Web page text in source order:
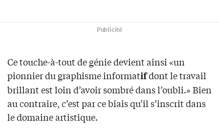
Publicité
Ce touche-à-tout de génie devient ainsi «un
pionnier du graphisme informatifdont le travail
brillant est loin d’avoir sombré dans l’oubli.» Bien
au contraire, c’est par ce biais qu’il s’inscrit dans
le domaine artistique.